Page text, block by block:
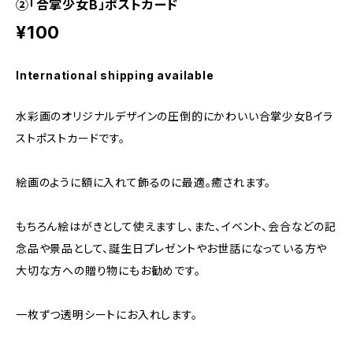
②「合掌少女B」ポストカード
¥100
International shipping available
水彩画のオリジナルデザインの圧倒的にかわいい合掌少女Bイラ
ストポストカードです。
絵画のように額に入れて飾るのに最適。癒されます。
もちろん絵はがきとして使えますし、また、イベント、会合などの記
念品や景品として、誕生日プレゼントやお世話になっている方や
大切な方への贈り物にもお勧めです。
一枚ずつ透明シートにお入れします。